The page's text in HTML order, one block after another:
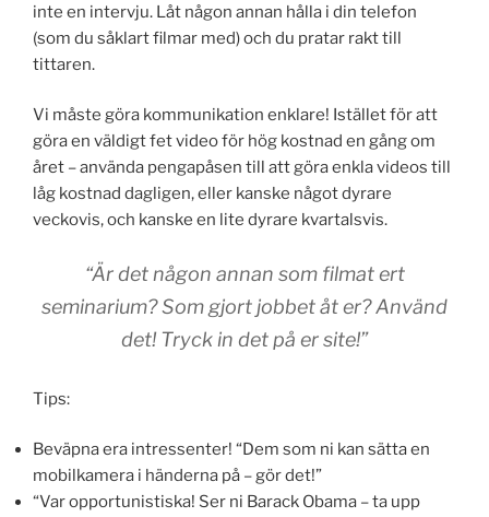
inte en intervju. Låt någon annan hålla i din telefon
(som du såklart filmar med) och du pratar rakt till
tittaren.
Vi måste göra kommunikation enklare! Istället för att
göra en väldigt fet video för hög kostnad en gång om
året – använda pengapåsen till att göra enkla videos till
låg kostnad dagligen, eller kanske något dyrare
veckovis, och kanske en lite dyrare kvartalsvis.
“Är det någon annan som filmat ert
seminarium? Som gjort jobbet åt er? Använd
det! Tryck in det på er site!”
Tips:
Beväpna era intressenter! “Dem som ni kan sätta en
mobilkamera i händerna på – gör det!”
“Var opportunistiska! Ser ni Barack Obama – ta upp